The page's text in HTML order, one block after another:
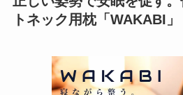
トネック用枕「WAKABI」